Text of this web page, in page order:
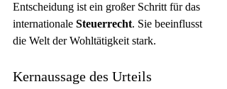
Entscheidung ist ein großer Schritt für das
internationale Steuerrecht. Sie beeinflusst
die Welt der Wohltätigkeit stark.
Kernaussage des Urteils